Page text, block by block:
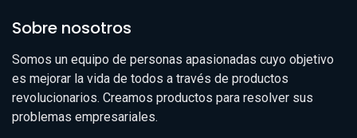
Sobre nosotros
Somos un equipo de personas apasionadas cuyo objetivo
es mejorar la vida de todos a través de productos
revolucionarios. Creamos productos para resolver sus
problemas empresariales.